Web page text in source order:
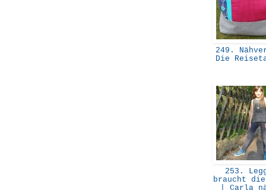
249.
Die
253.
braucht
| Carla